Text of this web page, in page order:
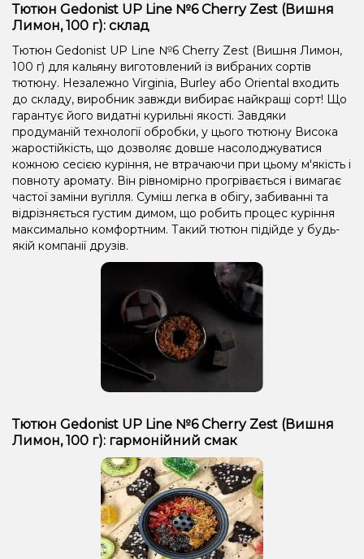
Тютюн Gedonist UP Line №6 Cherry Zest (Вишня
Лимон, 100 г): склад
Тютюн Gedonist UP Line №6 Cherry Zest (Вишня Лимон,
100 г) для кальяну виготовлений із вибраних сортів
тютюну. Незалежно Virginia, Burley або Oriental входить
до складу, виробник завжди вибирає найкращі сорт! Що
гарантує його видатні курильні якості. Завдяки
продуманій технології обробки, у цього тютюну Висока
жаростійкість, що дозволяє довше насолоджуватися
кожною сесією куріння, не втрачаючи при цьому м'якість і
повноту аромату. Він рівномірно прогрівається і вимагає
частої заміни вугілля. Суміш легка в обігу, забиванні та
відрізняється густим димом, що робить процес куріння
максимально комфортним. Такий тютюн підійде у будь-
якій компанії друзів.
Тютюн Gedonist UP Line №6 Cherry Zest (Вишня
Лимон, 100 г): гармонійний смак